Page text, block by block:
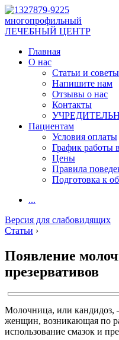
многопрофильный
ЛЕЧЕБНЫЙ ЦЕНТР
Главная
О нас
Статьи и советы
Напишите нам
Отзывы о нас
Контакты
Пациентам
Условия оплаты
График работы
Цены
Правила
Подготовка к
...
Версия для слабовидящих
Статьи ›
Появление
презервативов
Молочница, или кандидоз,
женщин, возникающая по
использование смазок и